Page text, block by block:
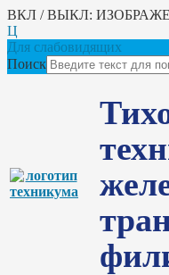
ВКЛ / ВЫКЛ:
Ц
Для слабовидящих
Поиск